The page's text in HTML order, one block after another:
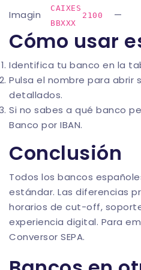
Imagin
CAIXES
BBXXX
2100 —
Cómo usar
Identifica tu banco en la
Pulsa el nombre para abrir
detallados.
Si no sabes a qué banco
Banco por IBAN.
Conclusión
Todos los bancos
estándar. Las diferencias
horarios de cut-off,
experiencia digital. Para
Conversor SEPA.